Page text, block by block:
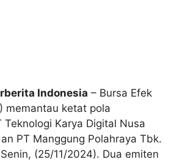
Indonesia – Bursa Efek
memantau ketat pola
Teknologi Karya Digital Nusa
PT Manggung Polahraya Tbk.
(25/11/2024). Dua emiten